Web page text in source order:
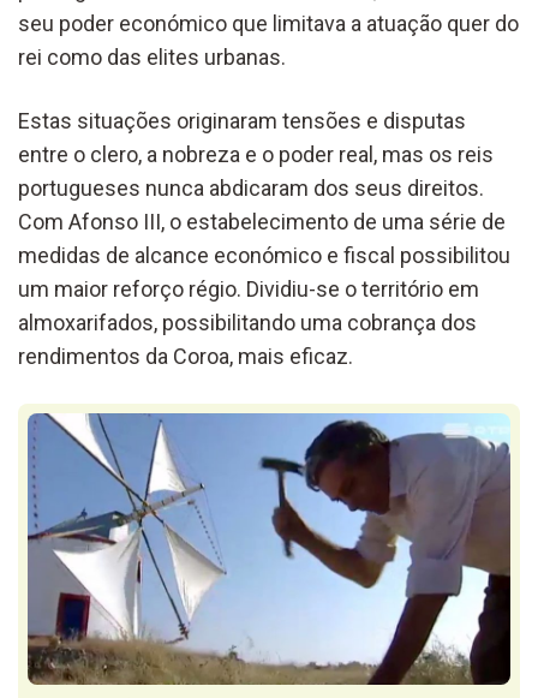
seu poder económico que limitava a atuação quer do
rei como das elites urbanas.
Estas situações originaram tensões e disputas
entre o clero, a nobreza e o poder real, mas os reis
portugueses nunca abdicaram dos seus direitos.
Com Afonso III, o estabelecimento de uma série de
medidas de alcance económico e fiscal possibilitou
um maior reforço régio. Dividiu-se o território em
almoxarifados, possibilitando uma cobrança dos
rendimentos da Coroa, mais eficaz.